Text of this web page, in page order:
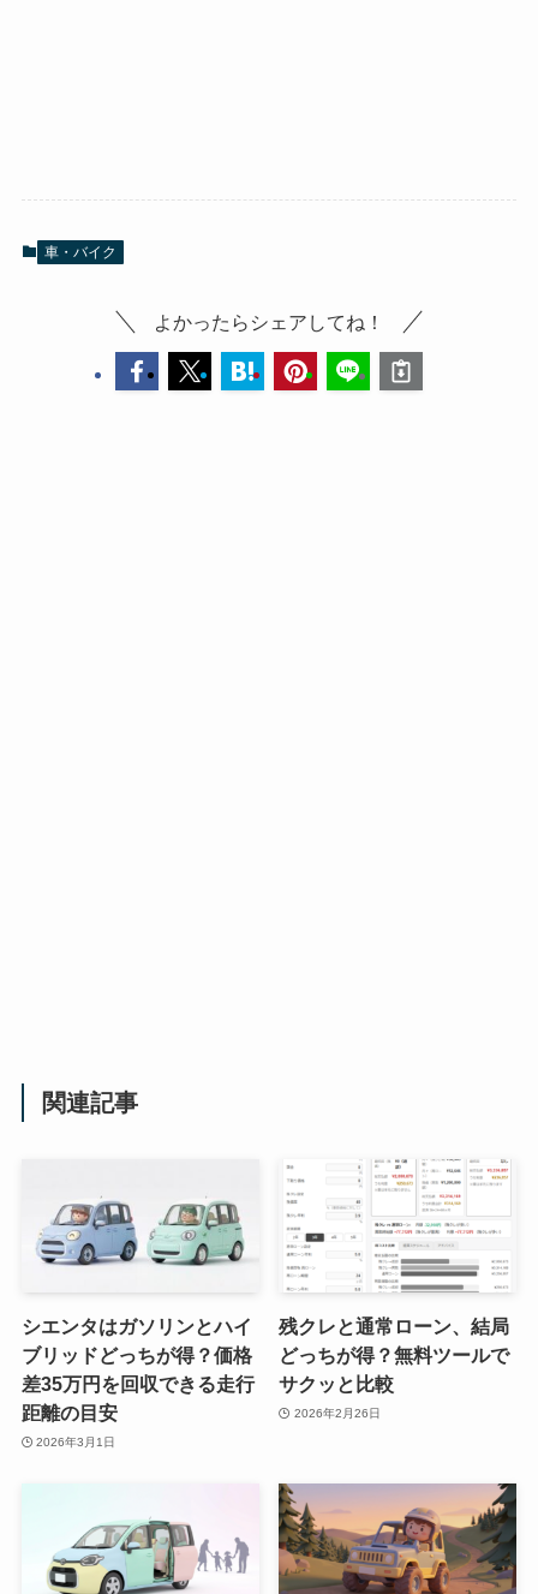
車・バイク
よかったらシェアしてね！
関連記事
シエンタはガソリンとハイ
ブリッドどっちが得？価格
差35万円を回収できる走行
距離の目安
2026年3月1日
残クレと通常ローン、結局
どっちが得？無料ツールで
サクッと比較
2026年2月26日